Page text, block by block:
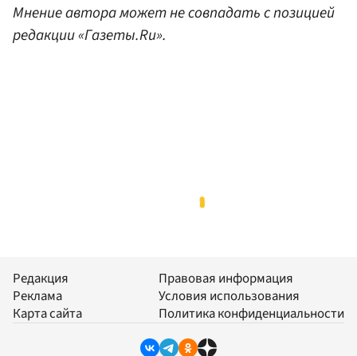
Мнение автора может не совпадать с позицией
редакции «Газеты.Ru».
Редакция
Реклама
Карта сайта
Правовая информация
Условия использования
Политика конфиденциальности